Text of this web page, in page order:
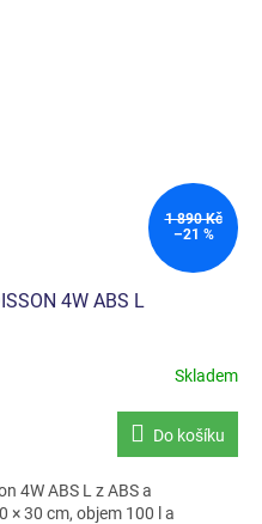
1 890 Kč
–21 %
4W ABS L
Skladem
Do košíku
4W ABS L z ABS a
× 30 cm, objem 100 l a